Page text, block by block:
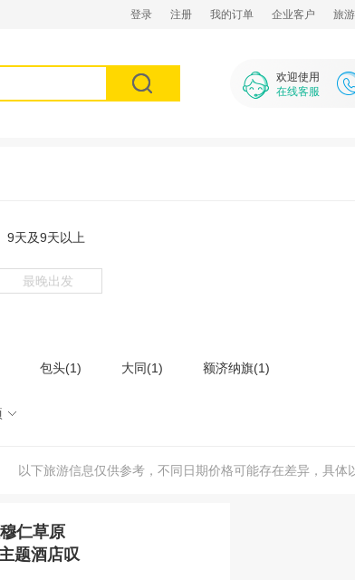
登录 注册 我的订单 企业客户 旅
欢迎使用
在线客服
9天及9天以上
包头(1) 大同(1) 额济纳旗(1)
以下旅游信息仅供参考，不同日期价格可能存在差异，具体
仁草原
题酒店叹